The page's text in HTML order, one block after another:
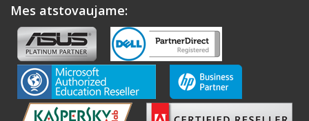
Mes atstovaujame: